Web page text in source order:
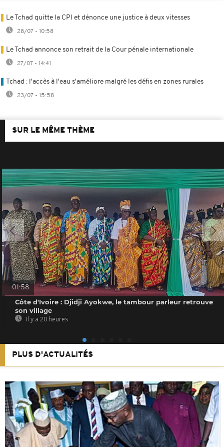
Le Tchad quitte la CPI et dénonce une justice à deux vitesses
28/07 - 10:58
Le Tchad annonce son retrait de la Cour pénale internationale
27/07 - 14:41
Tchad : l'accès à l'eau s'améliore malgré les défis en zones rurales
23/07 - 15:58
SUR LE MÊME THÈME
01:58
Côte d'Ivoire : Djidji Ayokwe, le tambour parleur retrouve
son village
Il y a 20 heures
PLUS D'ACTUALITÉS